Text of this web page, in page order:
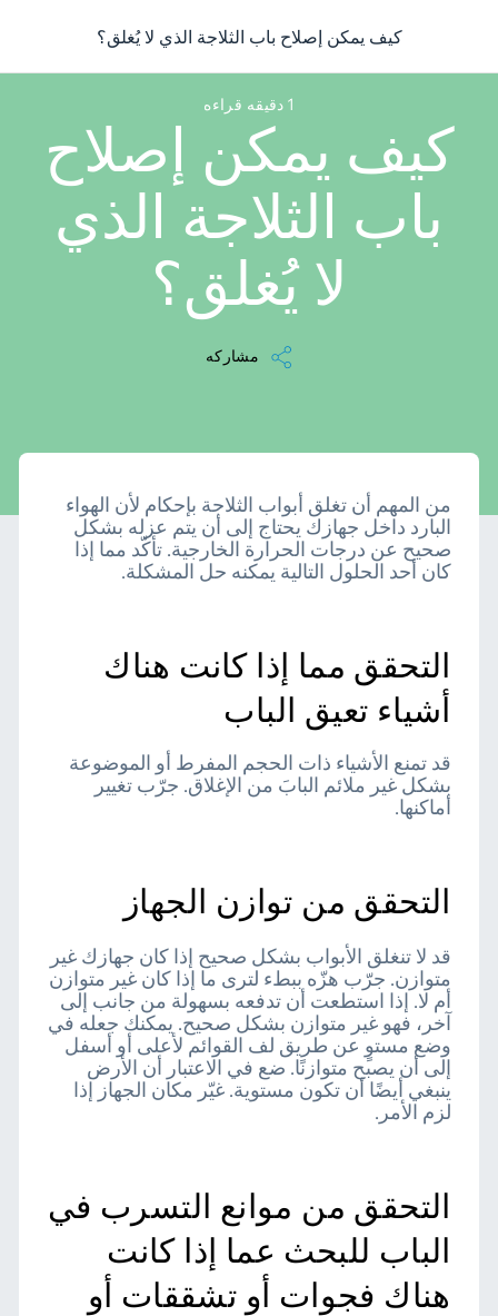
كيف يمكن إصلاح باب الثلاجة الذي لا يُغلق؟
1 دقيقه قراءه
كيف يمكن إصلاح
باب الثلاجة الذي
لا يُغلق؟
مشاركه
كيف يمكن إصلاح باب الثلاجة الذي لا يُغلق؟
من المهم أن تغلق أبواب الثلاجة بإحكام لأن الهواء
البارد داخل جهازك يحتاج إلى أن يتم عزله بشكل
صحيح عن درجات الحرارة الخارجية. تأكّد مما إذا
كان أحد الحلول التالية يمكنه حل المشكلة.
التحقق مما إذا كانت هناك
أشياء تعيق الباب
قد تمنع الأشياء ذات الحجم المفرط أو الموضوعة
بشكل غير ملائم البابَ من الإغلاق. جرّب تغيير
أماكنها.
التحقق من توازن الجهاز
قد لا تنغلق الأبواب بشكل صحيح إذا كان جهازك غير
متوازن. جرّب هزّه ببطء لترى ما إذا كان غير متوازن
أم لا. إذا استطعت أن تدفعه بسهولة من جانب إلى
آخر، فهو غير متوازن بشكل صحيح. يمكنك جعله في
وضع مستوٍ عن طريق لف القوائم لأعلى أو أسفل
إلى أن يصبح متوازنًا. ضع في الاعتبار أن الأرض
ينبغي أيضًا أن تكون مستوية. غيّر مكان الجهاز إذا
لزم الأمر.
التحقق من موانع التسرب في
الباب للبحث عما إذا كانت
هناك فجوات أو تشققات أو